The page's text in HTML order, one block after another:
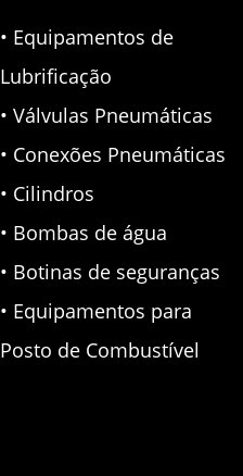
• Equipamentos de
Lubrificação
• Válvulas Pneumáticas
• Conexões Pneumáticas
• Cilindros
• Bombas de água
• Botinas de seguranças
• Equipamentos para
Posto de Combustível